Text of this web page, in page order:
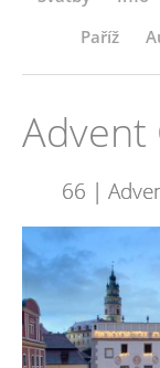
Paříž
Advent
66 |